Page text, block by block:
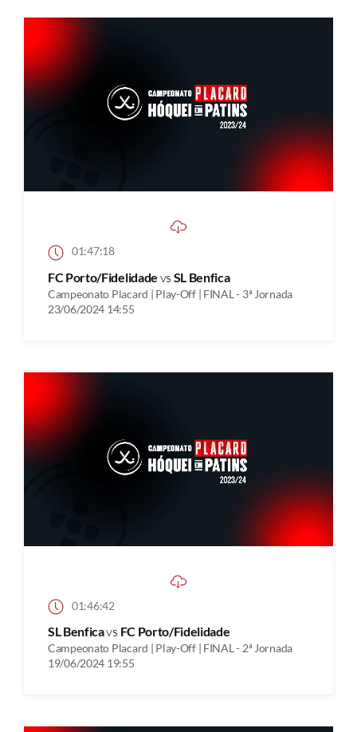
01:47:18
FC Porto/Fidelidade vs SL Benfica
Campeonato Placard | Play-Off | FINAL - 3ª Jornada
23/06/2024 14:55
01:46:42
SL Benficavs FC Porto/Fidelidade
Campeonato Placard | Play-Off | FINAL - 2ª Jornada
19/06/2024 19:55